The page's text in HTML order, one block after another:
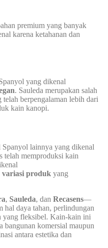
premium yang banyak
karena ketahanan dan
yang dikenal
. Sauleda merupakan salah
berpengalaman lebih dari
kain kanopi.
Spanyol lainnya yang dikenal
telah memproduksi kain
variasi produk yang
, Sauleda, dan Recasens—
daya tahan, perlindungan
yang fleksibel. Kain-kain ini
bangunan komersial maupun
antara estetika dan